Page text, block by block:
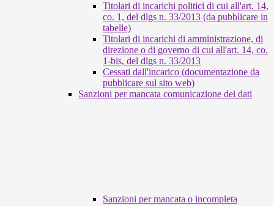
Titolari di incarichi politici di cui all'art. 14,
co. 1, del dlgs n. 33/2013 (da pubblicare in
tabelle)
Titolari di incarichi di amministrazione, di
direzione o di governo di cui all'art. 14, co.
1-bis, del dlgs n. 33/2013
Cessati dall'incarico (documentazione da
pubblicare sul sito web)
Sanzioni per mancata comunicazione dei dati
Sanzioni per mancata o incompleta